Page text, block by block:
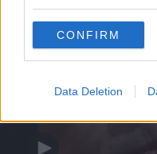
CONFIRM
Data Deletion